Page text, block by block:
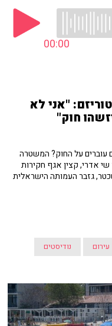
00:00
"אני לא
חוק"
עוברים על החוק? המשטרה
אדרי, קצין אגף חקירות
גזבר העמותה הישראלית
עירום נודיסטים